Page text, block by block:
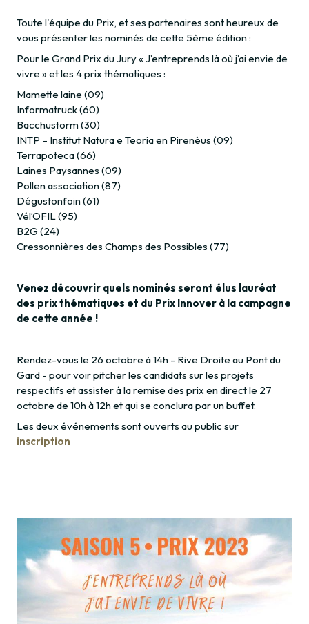
Toute l'équipe du Prix, et ses partenaires sont heureux de
vous présenter les nominés de cette 5ème édition :
Pour le Grand Prix du Jury « J’entreprends là où j’ai envie de
vivre » et les 4 prix thématiques :
Mamette laine (09)
Informatruck (60)
Bacchustorm (30)
INTP – Institut Natura e Teoria en Pirenèus (09)
Terrapoteca (66)
Laines Paysannes (09)
Pollen association (87)
Dégustonfoin (61)
Vél’OFIL (95)
B2G (24)
Cressonnières des Champs des Possibles (77)
Venez découvrir quels nominés seront élus lauréat
des prix thématiques et du Prix Innover à la campagne
de cette année !
Rendez-vous le 26 octobre à 14h - Rive Droite au Pont du
Gard - pour voir pitcher les candidats sur les projets
respectifs et assister à la remise des prix en direct le 27
octobre de 10h à 12h et qui se conclura par un buffet.
Les deux événements sont ouverts au public sur
inscription